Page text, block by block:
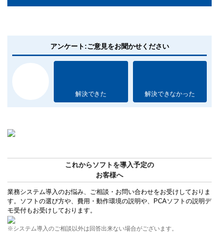
アンケート:ご意見をお聞かせください
解決できた 解決できなかった
これからソフトを導入予定の
お客様へ
業務システム導入のお悩み、ご相談・お問い合わせをお受けしておりま
す。ソフトの選び方や、費用・動作環境の説明や、PCAソフトの説明デ
モ受付もお受けしております。
※システム導入のご相談以外は回答出来ない場合がございます。